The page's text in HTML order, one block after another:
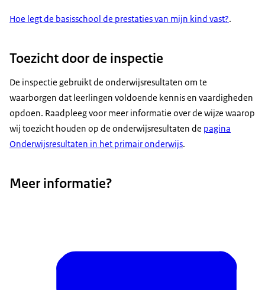
Hoe legt de basisschool de prestaties van mijn kind vast?.
Toezicht door de inspectie
De inspectie gebruikt de onderwijsresultaten om te
waarborgen dat leerlingen voldoende kennis en vaardigheden
opdoen. Raadpleeg voor meer informatie over de wijze waarop
wij toezicht houden op de onderwijsresultaten de pagina
Onderwijsresultaten in het primair onderwijs.
Meer informatie?